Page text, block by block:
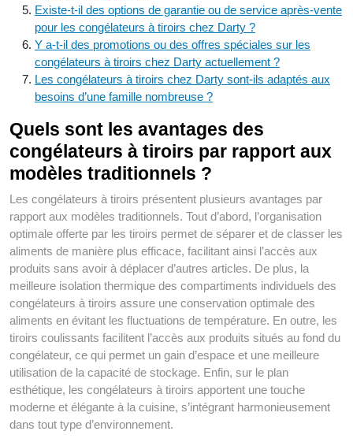
Existe-t-il des options de garantie ou de service après-vente
pour les congélateurs à tiroirs chez Darty ?
Y a-t-il des promotions ou des offres spéciales sur les
congélateurs à tiroirs chez Darty actuellement ?
Les congélateurs à tiroirs chez Darty sont-ils adaptés aux
besoins d’une famille nombreuse ?
Quels sont les avantages des
congélateurs à tiroirs par rapport aux
modèles traditionnels ?
Les congélateurs à tiroirs présentent plusieurs avantages par
rapport aux modèles traditionnels. Tout d’abord, l’organisation
optimale offerte par les tiroirs permet de séparer et de classer les
aliments de manière plus efficace, facilitant ainsi l’accès aux
produits sans avoir à déplacer d’autres articles. De plus, la
meilleure isolation thermique des compartiments individuels des
congélateurs à tiroirs assure une conservation optimale des
aliments en évitant les fluctuations de température. En outre, les
tiroirs coulissants facilitent l’accès aux produits situés au fond du
congélateur, ce qui permet un gain d’espace et une meilleure
utilisation de la capacité de stockage. Enfin, sur le plan
esthétique, les congélateurs à tiroirs apportent une touche
moderne et élégante à la cuisine, s’intégrant harmonieusement
dans tout type d’environnement.